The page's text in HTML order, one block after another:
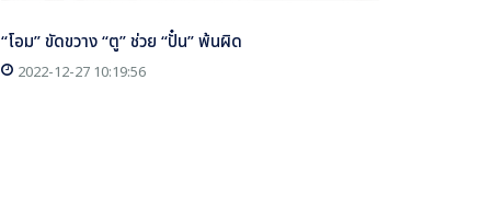
“โอม” ขัดขวาง “ตู” ช่วย “ปั๋น” พ้นผิด
2022-12-27 10:19:56